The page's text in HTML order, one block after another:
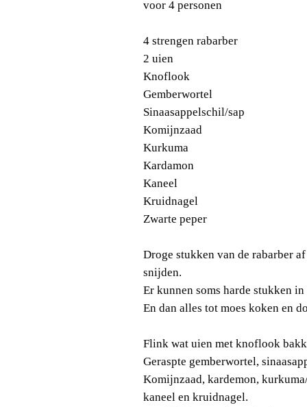
voor 4 personen
4 strengen rabarber
2 uien
Knoflook
Gemberwortel
Sinaasappelschil/sap
Komijnzaad
Kurkuma
Kardamon
Kaneel
Kruidnagel
Zwarte peper
Droge stukken van de rabarber
snijden.
Er kunnen soms harde stukken
En dan alles tot moes koken en
Flink wat uien met knoflook
Geraspte gemberwortel,
Komijnzaad, kardemon,
kaneel en kruidnagel.